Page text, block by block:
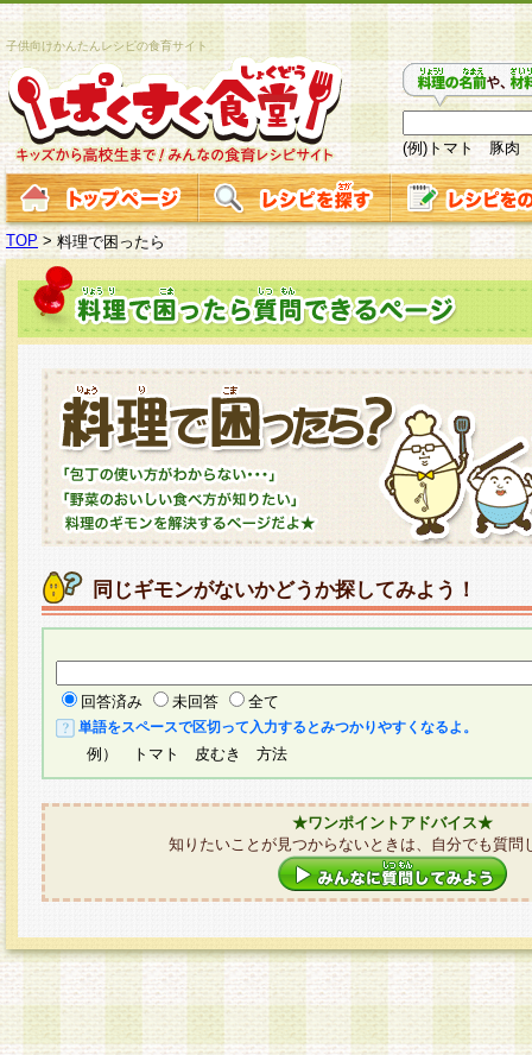
子供向けかんたんレシピの食育サイト
(例)トマト 豚肉
TOP >料理で困ったら
同じギモンがないかどうか探してみよう！
回答済み 未回答 全て
単語をスペースで区切って入力するとみつかりやすくなるよ。
例） トマト 皮むき 方法
★ワンポイントアドバイス★
知りたいことが見つからないときは、自分でも質問